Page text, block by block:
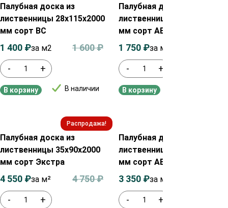
Палубная доска из
лиственницы 28х115х2000
мм сорт ВС
- +
В наличии
1 600₽
1 400 ₽за м2
В корзину
Палубная доска из
лиственницы 28х115х2000
мм сорт АВ
- +
1 750 ₽за м2
В корзину
Распродажа!
Палубная доска из
лиственницы 35х90х2000
мм сорт Экстра
- +
4 750₽
4 550 ₽за м²
Палубная доска из
лиственницы 45х115х2000
мм сорт АВ
- +
3 350 ₽за м²